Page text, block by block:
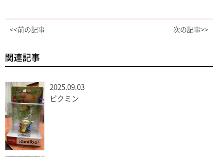
<<前の記事 次の記事>>
関連記事
2025.09.03
ピクミン